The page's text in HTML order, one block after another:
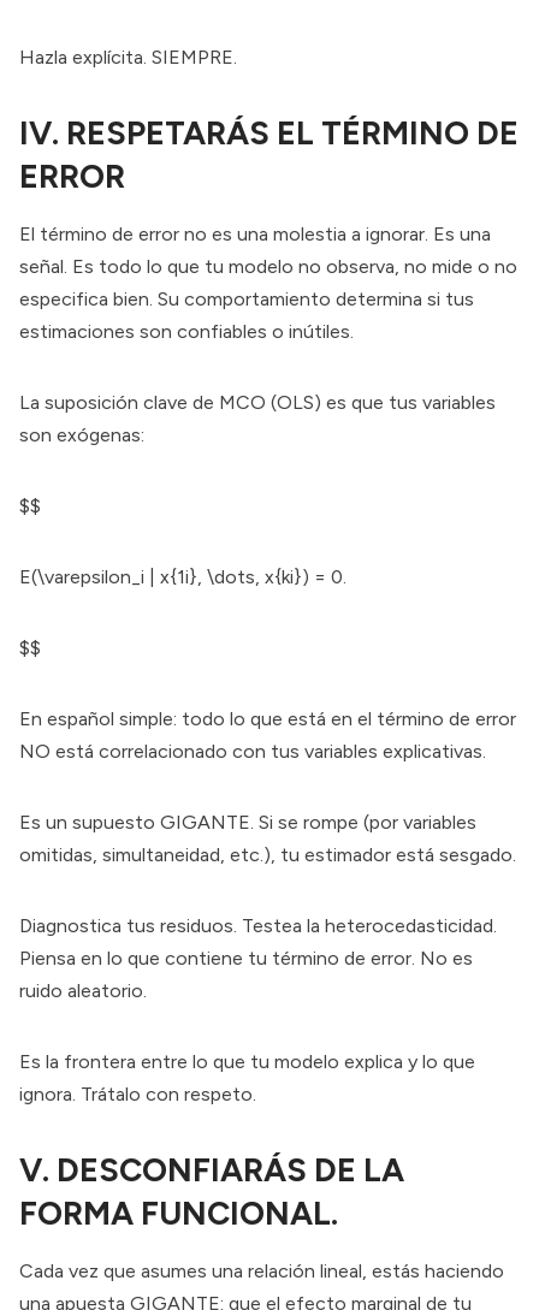
Hazla explícita. SIEMPRE.
IV. RESPETARÁS EL TÉRMINO DE
ERROR
El término de error no es una molestia a ignorar. Es una
señal. Es todo lo que tu modelo no observa, no mide o no
especifica bien. Su comportamiento determina si tus
estimaciones son confiables o inútiles.
La suposición clave de MCO (OLS) es que tus variables
son exógenas:
$$
E(\varepsilon_i | x{1i}, \dots, x{ki}) = 0.
$$
En español simple: todo lo que está en el término de error
NO está correlacionado con tus variables explicativas.
Es un supuesto GIGANTE. Si se rompe (por variables
omitidas, simultaneidad, etc.), tu estimador está sesgado.
Diagnostica tus residuos. Testea la heterocedasticidad.
Piensa en lo que contiene tu término de error. No es
ruido aleatorio.
Es la frontera entre lo que tu modelo explica y lo que
ignora. Trátalo con respeto.
V. DESCONFIARÁS DE LA
FORMA FUNCIONAL.
Cada vez que asumes una relación lineal, estás haciendo
una apuesta GIGANTE: que el efecto marginal de tu